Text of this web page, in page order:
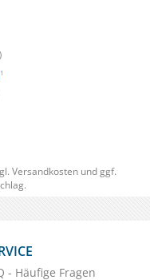
1
Versandkosten und ggf.
- Häufige Fragen